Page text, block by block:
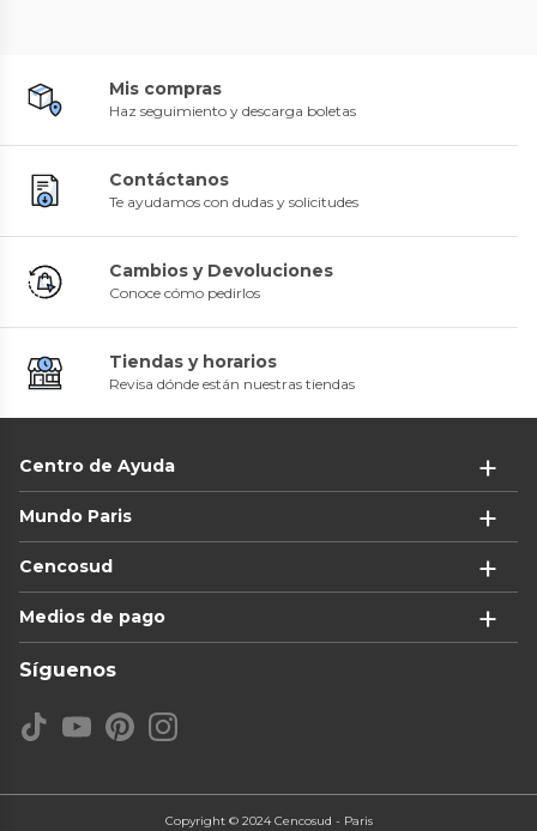
Mis compras
Haz seguimiento y descarga boletas
Contáctanos
Te ayudamos con dudas y solicitudes
Cambios y Devoluciones
Conoce cómo pedirlos
Tiendas y horarios
Revisa dónde están nuestras tiendas
Centro de Ayuda
Mundo Paris
Cencosud
Medios de pago
Síguenos
Copyright © 2024 Cencosud - Paris